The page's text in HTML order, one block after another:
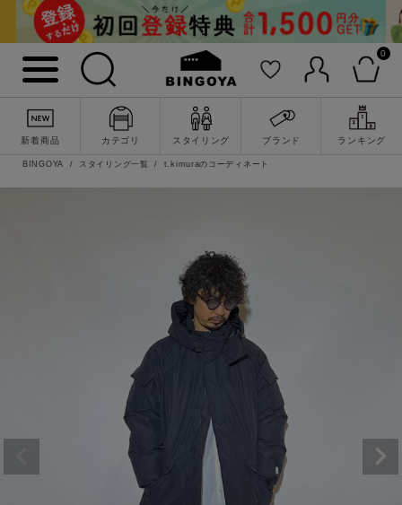
0
新着商品 カテゴリ スタイリング ブランド ランキング
詳細検索
BINGOYA スタイリング一覧 t.kimuraのコーディネート